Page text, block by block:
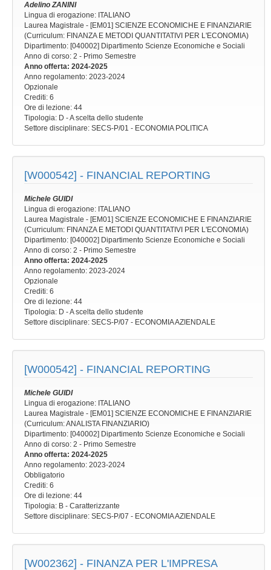
Adelino ZANINI
Lingua di erogazione: ITALIANO
Laurea Magistrale - [EM01] SCIENZE ECONOMICHE E FINANZIARIE
(Curriculum: FINANZA E METODI QUANTITATIVI PER L'ECONOMIA)
Dipartimento: [040002] Dipartimento Scienze Economiche e Sociali
Anno di corso: 2 - Primo Semestre
Anno offerta: 2024-2025
Anno regolamento: 2023-2024
Opzionale
Crediti: 6
Ore di lezione: 44
Tipologia: D - A scelta dello studente
Settore disciplinare: SECS-P/01 - ECONOMIA POLITICA
[W000542] - FINANCIAL REPORTING
Michele GUIDI
Lingua di erogazione: ITALIANO
Laurea Magistrale - [EM01] SCIENZE ECONOMICHE E FINANZIARIE
(Curriculum: FINANZA E METODI QUANTITATIVI PER L'ECONOMIA)
Dipartimento: [040002] Dipartimento Scienze Economiche e Sociali
Anno di corso: 2 - Primo Semestre
Anno offerta: 2024-2025
Anno regolamento: 2023-2024
Opzionale
Crediti: 6
Ore di lezione: 44
Tipologia: D - A scelta dello studente
Settore disciplinare: SECS-P/07 - ECONOMIA AZIENDALE
[W000542] - FINANCIAL REPORTING
Michele GUIDI
Lingua di erogazione: ITALIANO
Laurea Magistrale - [EM01] SCIENZE ECONOMICHE E FINANZIARIE
(Curriculum: ANALISTA FINANZIARIO)
Dipartimento: [040002] Dipartimento Scienze Economiche e Sociali
Anno di corso: 2 - Primo Semestre
Anno offerta: 2024-2025
Anno regolamento: 2023-2024
Obbligatorio
Crediti: 6
Ore di lezione: 44
Tipologia: B - Caratterizzante
Settore disciplinare: SECS-P/07 - ECONOMIA AZIENDALE
[W002362] - FINANZA PER L'IMPRESA